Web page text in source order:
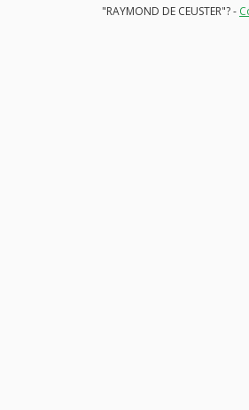
"RAYMOND DE CEUSTER"? -